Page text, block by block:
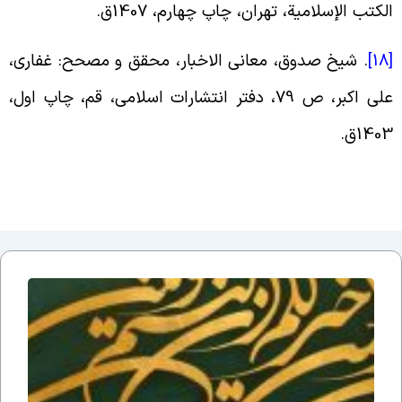
الإسلامیة، تهران، چاپ چهارم، 1407ق
.
.شیخ صدوق، معانی الاخبار، محقق و مصحح: غفاری،
علی اکبر، ص 79، دفتر انتشارات اسلامی، قم، چاپ اول،
.
دلایل
بر زنده
بودن
ارواحنا